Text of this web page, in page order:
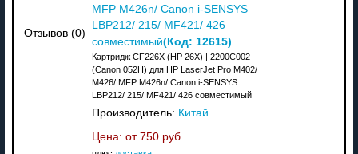
Отзывов (0)
MFP M426n/ Canon i-SENSYS
LBP212/ 215/ MF421/ 426
совместимый(Код: 12615)
Картридж CF226X (HP 26X) | 2200C002
(Canon 052H) для HP LaserJet Pro M402/
M426/ MFP M426n/ Canon i-SENSYS
LBP212/ 215/ MF421/ 426 совместимый
Производитель: Китай
Цена: от 750 руб